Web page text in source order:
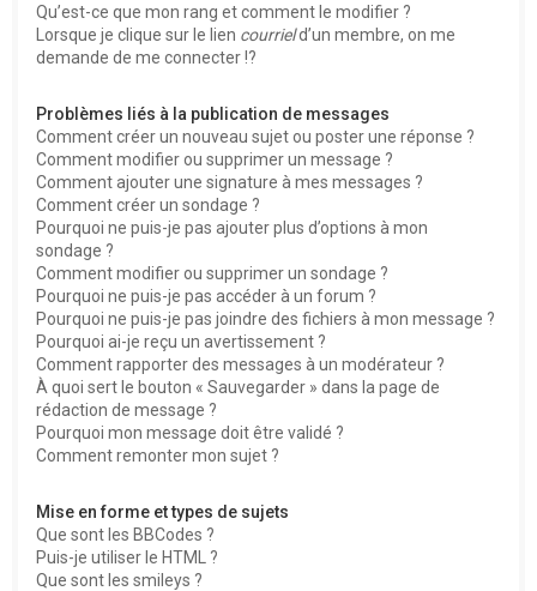
Qu’est-ce que mon rang et comment le modifier ?
Lorsque je clique sur le lien courrield’un membre, on me
demande de me connecter !?
Problèmes liés à la publication de messages
Comment créer un nouveau sujet ou poster une réponse ?
Comment modifier ou supprimer un message ?
Comment ajouter une signature à mes messages ?
Comment créer un sondage ?
Pourquoi ne puis-je pas ajouter plus d’options à mon
sondage ?
Comment modifier ou supprimer un sondage ?
Pourquoi ne puis-je pas accéder à un forum ?
Pourquoi ne puis-je pas joindre des fichiers à mon message ?
Pourquoi ai-je reçu un avertissement ?
Comment rapporter des messages à un modérateur ?
À quoi sert le bouton « Sauvegarder » dans la page de
rédaction de message ?
Pourquoi mon message doit être validé ?
Comment remonter mon sujet ?
Mise en forme et types de sujets
Que sont les BBCodes ?
Puis-je utiliser le HTML ?
Que sont les smileys ?